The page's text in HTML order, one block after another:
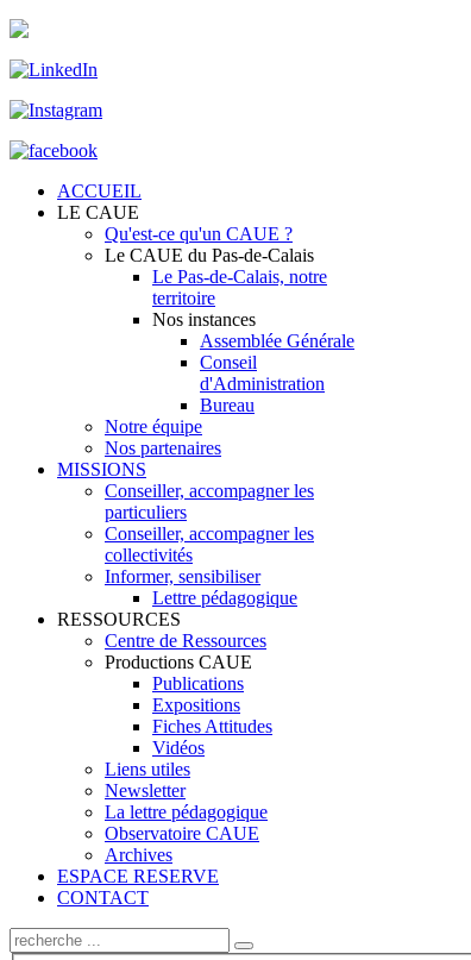
ACCUEIL
LE CAUE
Qu'est-ce qu'un CAUE ?
Le CAUE du Pas-de-Calais
Le Pas-de-Calais, notre
territoire
Nos instances
Assemblée Générale
Conseil
d'Administration
Bureau
Notre équipe
Nos partenaires
MISSIONS
Conseiller, accompagner les
particuliers
Conseiller, accompagner les
collectivités
Informer, sensibiliser
Lettre pédagogique
RESSOURCES
Centre de Ressources
Productions CAUE
Publications
Expositions
Fiches Attitudes
Vidéos
Liens utiles
Newsletter
La lettre pédagogique
Observatoire CAUE
Archives
ESPACE RESERVE
CONTACT